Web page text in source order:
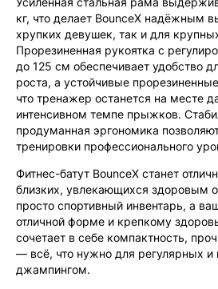
кг, что делает BounceX надёжным
хрупких девушек, так и для
Прорезиненная рукоятка с
до 125 см обеспечивает удобство
роста, а устойчивые
что тренажер останется на месте
интенсивном темпе прыжков.
продуманная эргономика
тренировки профессионального
Фитнес-батут BounceX станет
близких, увлекающихся здоровым
просто спортивный инвентарь, а
отличной форме и крепкому
сочетает в себе компактность,
— всё, что нужно для регулярных и
джампингом.